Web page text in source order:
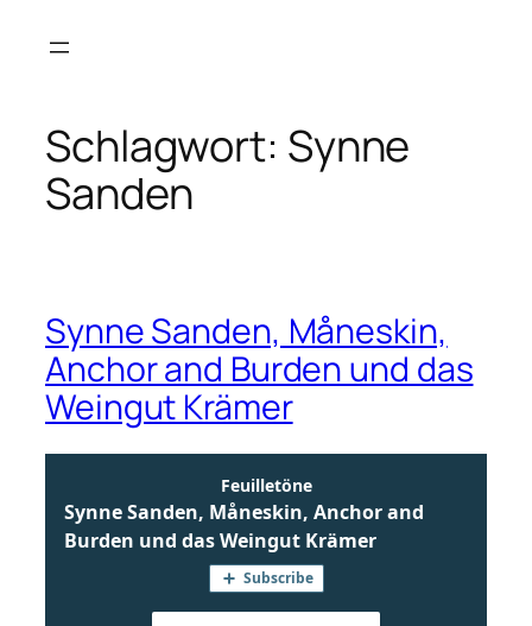
Inhalt
Schlagwort: Synne
Sanden
Synne Sanden, Måneskin,
Anchor and Burden und das
Weingut Krämer